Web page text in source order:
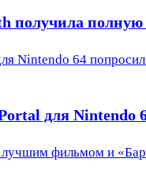
получила полную
Nintendo 64 попросил
для Nintendo
фильмом и